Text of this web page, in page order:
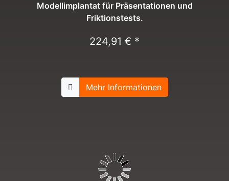
Modellimplantat für Präsentationen und
Friktionstests.
224,91 € *
Mehr Informationen